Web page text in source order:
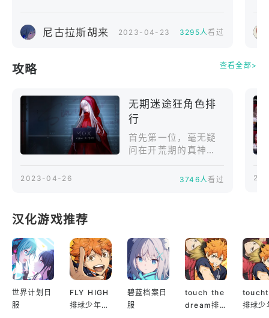
容一同亮相。《无期
相。
尼古拉斯胡来 2023-04-23 3295人看过
攻略 查看全部>
无期迷途狂角色排
行
首先第一位，毫无疑
问在开荒期的真神诺
体伤害的角色也有不
一只的普及度也极高
的提升了诺克斯的地
位，毕竟她再强，如
果你抽不到也只能望
洋兴叹，所以非凡的
个人实力与极高的普
2023-04-26 3746人看过
汉化游戏推荐
世界计划日
服
FLY HIGH
排球少年日
碧蓝档案日
服
touch the
dream排
排球少